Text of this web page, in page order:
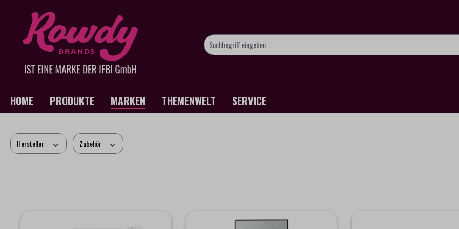
Zur Hauptnavigation springen
HOME PRODUKTE MARKEN THEMENWELT SERVICE
Hersteller Zubehör